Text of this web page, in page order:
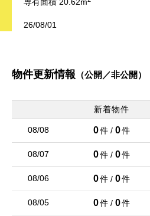
26/08/01
2,990万円
値下げ
2,390万円
建物面積 110.95m
26/08/01
値下げ
物件更新情報 （公開／非公開）
新着物件
08/08 0件 / 0件
08/07 0件 / 0件
08/06 0件 / 0件
08/05 0件 / 0件